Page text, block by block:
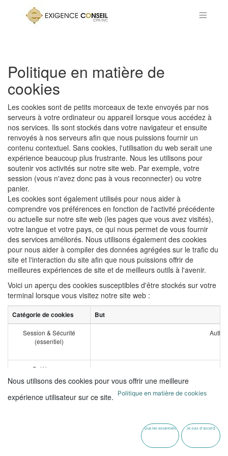
Politique en matière de
cookies
Les cookies sont de petits morceaux de texte envoyés par nos
serveurs à votre ordinateur ou appareil lorsque vous accédez à
nos services. Ils sont stockés dans votre navigateur et ensuite
renvoyés à nos serveurs afin que nous puissions fournir un
contenu contextuel. Sans cookies, l'utilisation du web serait une
expérience beaucoup plus frustrante. Nous les utilisons pour
soutenir vos activités sur notre site web. Par exemple, votre
session (vous n'avez donc pas à vous reconnecter) ou votre
panier.
Les cookies sont également utilisés pour nous aider à
comprendre vos préférences en fonction de l'activité précédente
ou actuelle sur notre site web (les pages que vous avez visités),
votre langue et votre pays, ce qui nous permet de vous fournir
des services améliorés. Nous utilisons également des cookies
pour nous aider à compiler des données agrégées sur le trafic du
site et l'interaction du site afin que nous puissions offrir de
meilleures expériences de site et de meilleurs outils à l'avenir.
Voici un aperçu des cookies susceptibles d'être stockés sur votre
terminal lorsque vous visitez notre site web :
Catégorie de cookies But
Session & Sécurité
(essentiel)
Préférences
(essentiel)
Utilisé pour rendre la publicité plus attrayante
Nous utilisons des cookies pour vous offrir une meilleure
expérience utilisateur sur ce site.
Politique en matière de cookies
Que les essentiels Je suis d'accord